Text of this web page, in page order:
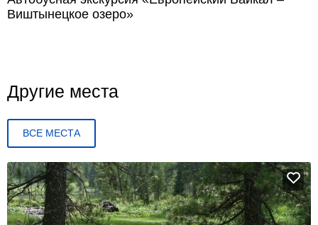
Виштынецкое озеро»
Другие места
ВСЕ МЕСТА